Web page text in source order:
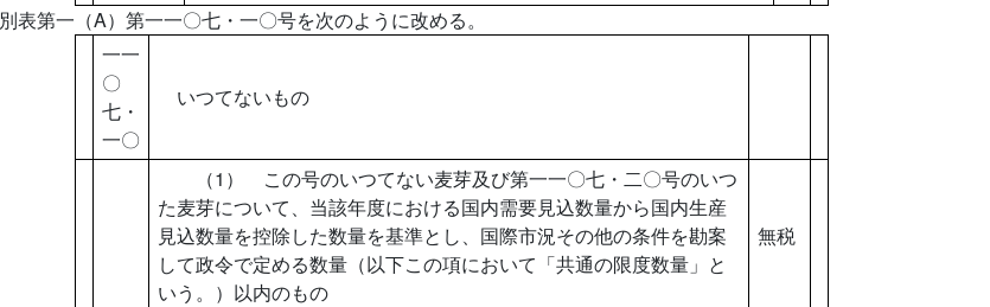
別表第一（A）第一一〇七・一〇号を次のように改める。
一一
〇
七・
一〇
いつてないもの
（1） この号のいつてない麦芽及び第一一〇七・二〇号のいつ
た麦芽について、当該年度における国内需要見込数量から国内生産
見込数量を控除した数量を基準とし、国際市況その他の条件を勘案
して政令で定める数量（以下この項において「共通の限度数量」と
いう。）以内のもの
無税